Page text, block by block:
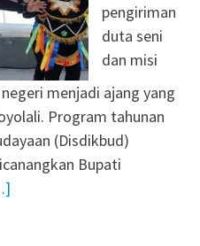
pengiriman
duta seni
dan misi
menjadi ajang yang
Program tahunan
(Disdikbud)
Bupati